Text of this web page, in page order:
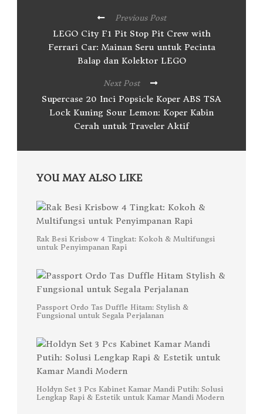
Previous Post
LEGO City F1 Pit Stop Pit Crew with
Ferrari Car: Mainan Seru untuk Pecinta
Balap dan Kolektor LEGO
Next Post
Supercase 20 Inci Popsicle Koper ABS TSA
Lock Kuning Sour Lemon: Koper Kabin
Cerah untuk Traveler Aktif
YOU MAY ALSO LIKE
Rak Besi Krisbow 4 Tingkat: Kokoh & Multifungsi
untuk Penyimpanan Rapi
Passport Ordo Tas Duffle Hitam: Stylish &
Fungsional untuk Segala Perjalanan
Holdyn Set 3 Pcs Kabinet Kamar Mandi Putih: Solusi
Lengkap Rapi & Estetik untuk Kamar Mandi Modern